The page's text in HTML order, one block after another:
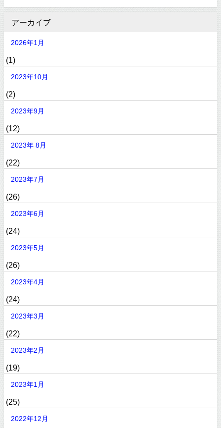
アーカイブ
2026年1月
(1)
2023年10月
(2)
2023年9月
(12)
2023年 8月
(22)
2023年7月
(26)
2023年6月
(24)
2023年5月
(26)
2023年4月
(24)
2023年3月
(22)
2023年2月
(19)
2023年1月
(25)
2022年12月